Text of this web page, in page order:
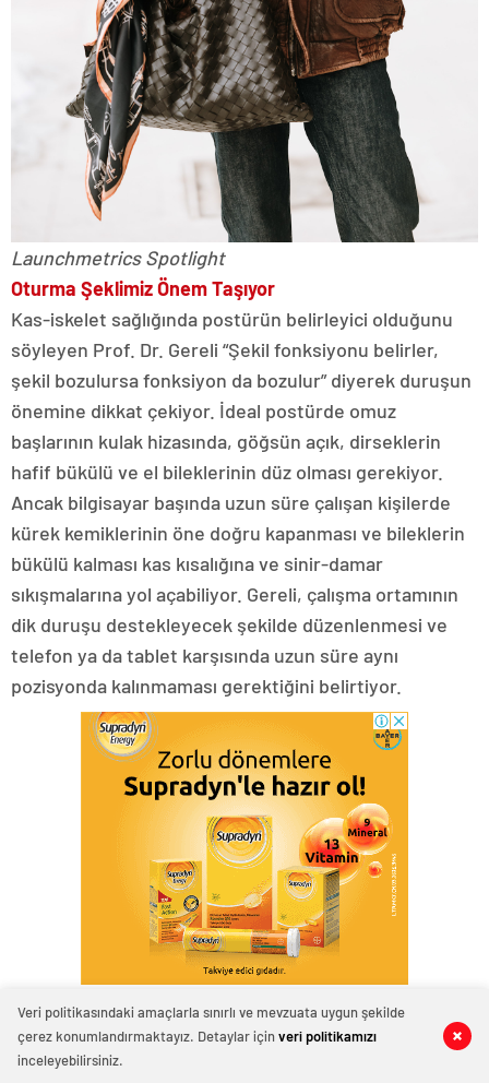
0 0
0 0
Launchmetrics Spotlight
Oturma Şeklimiz Önem Taşıyor
Kas-iskelet sağlığında postürün belirleyici olduğunu
söyleyen Prof. Dr. Gereli “Şekil fonksiyonu belirler,
şekil bozulursa fonksiyon da bozulur” diyerek duruşun
önemine dikkat çekiyor. İdeal postürde omuz
başlarının kulak hizasında, göğsün açık, dirseklerin
hafif bükülü ve el bileklerinin düz olması gerekiyor.
Ancak bilgisayar başında uzun süre çalışan kişilerde
kürek kemiklerinin öne doğru kapanması ve bileklerin
bükülü kalması kas kısalığına ve sinir-damar
sıkışmalarına yol açabiliyor. Gereli, çalışma ortamının
dik duruşu destekleyecek şekilde düzenlenmesi ve
telefon ya da tablet karşısında uzun süre aynı
pozisyonda kalınmaması gerektiğini belirtiyor.
Hareket Şart ama Doğru Şekilde
Düzenli egzersiz, longevity yaklaşımının en güçlü
destekçilerinden biri. Kas kütlesini korumak, doku
0 0
Veri politikasındaki amaçlarla sınırlı ve mevzuata uygun şekilde
çerez konumlandırmaktayız. Detaylar içinveri politikamızı
inceleyebilirsiniz.